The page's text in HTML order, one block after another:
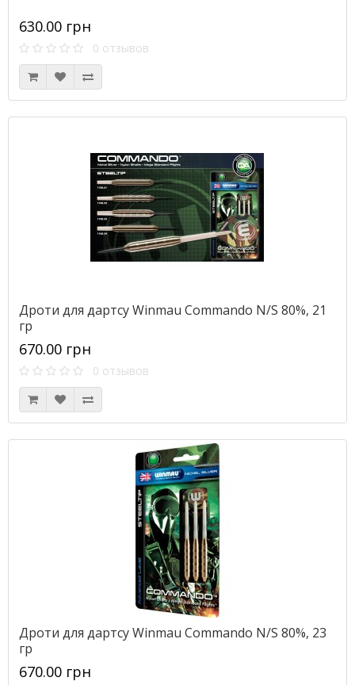
630.00 грн
0 отзывов
Дроти для дартсу Winmau Commando N/S 80%, 21
гр
670.00 грн
0 отзывов
Дроти для дартсу Winmau Commando N/S 80%, 23
гр
670.00 грн